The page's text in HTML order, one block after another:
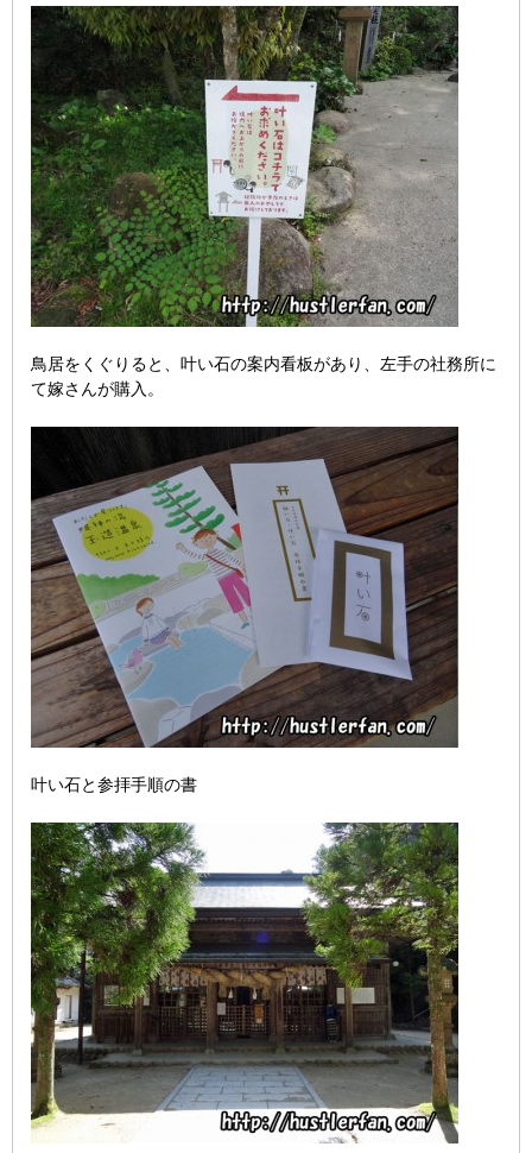
鳥居をくぐりると、叶い石の案内看板があり、左手の社務所に
て嫁さんが購入。
叶い石と参拝手順の書